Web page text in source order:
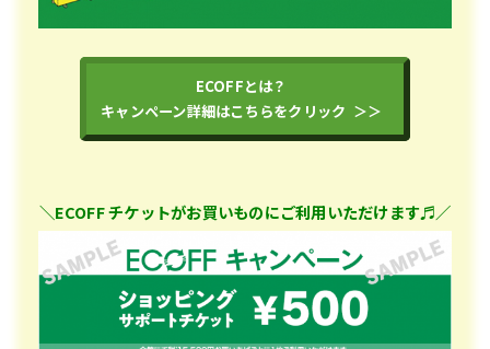
ECOFFとは？
キャンペーン詳細はこちらをクリック ＞＞
＼ECOFF チケットがお買いものにご利用いただけます♬／